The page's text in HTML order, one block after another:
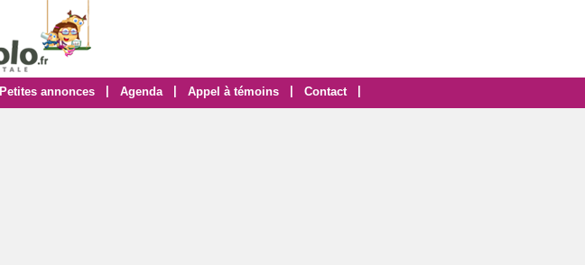
Petites annonces Agenda Appel à témoins Contact